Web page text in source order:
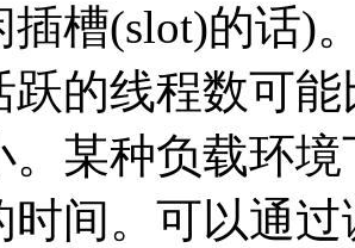
插槽(slot)的话)
跃的线程数可
。某种负载环
时间。可以通